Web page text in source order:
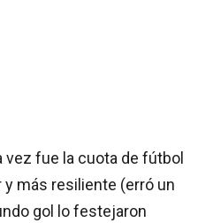
vez fue la cuota de fútbol
más resiliente (erró un
gol lo festejaron